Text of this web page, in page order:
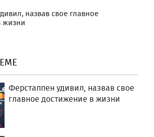
назвав свое главное
жизни
Ферстаппен удивил, назвав свое
главное достижение в жизни